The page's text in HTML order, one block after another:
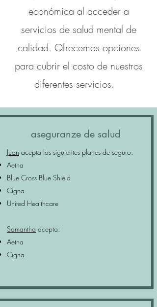
económica al acceder a
servicios de salud mental de
calidad. Ofrecemos opciones
para cubrir el costo de nuestros
diferentes servicios.
aseguranze de salud
Juan acepta los siguientes planes de seguro:
Aetna
Blue Cross Blue Shield
Cigna
United Healthcare
Samantha acepta:
Aetna
Cigna